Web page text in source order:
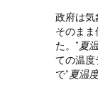
政府は気
そのま
た。”夏
ての温度
で”夏温度